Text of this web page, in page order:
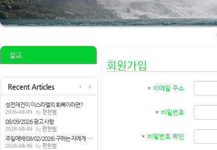
설교
Recent Articles
성전재건이 이스라엘의 회복이라면?
2026-08-09 편헌범
08/09/2026 광고 사항
2026-08-09 편헌범
주일예배(08/02/2026) 구하는 자에게 성령을...
2026-08-06 편헌범
회원가입
* 이메일 주소
* 비밀번호
* 비밀번호 확인